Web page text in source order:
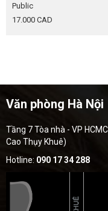
Public
17.000 CAD
Văn phòng Hà Nội
Tầng 7 Tòa nhà - VP
Cao Thụy Khuê)
Hotline: 090 17 34 288